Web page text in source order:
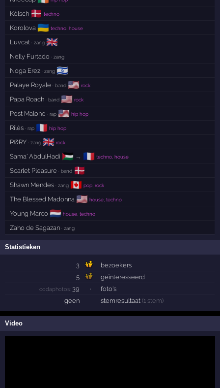
Kölsch 🇩🇰 techno
Korolova 🇺🇦 techno, house
Luvcat · zang 🇬🇧
Nelly Furtado · zang
Noga Erez · zang 🇮🇱
Palaye Royale · band 🇺🇸 rock
Papa Roach · band 🇺🇸 rock
Post Malone · rap 🇺🇸 hip hop
Rilés · rap 🇫🇷 hip hop
RØRY · zang 🇬🇧 rock
Sama' AbdulHadi 🇵🇸 → 🇫🇷 techno, house
Scarlet Pleasure · band 🇩🇰
Shawn Mendes · zang 🇨🇦 pop, rock
The Blessed Madonna 🇺🇸 house, techno
Young Marco 🇳🇱 house, techno
Zaho de Sagazan · zang
Statistieken
3
bezoekers
5
geïnteresseerd
codaphotos: 39 ·
foto's
geen
stemresultaat(1 stem)
Video